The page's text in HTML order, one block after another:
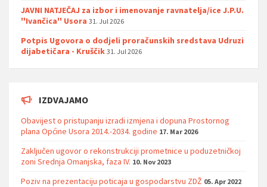
JAVNI NATJEČAJ za izbor i imenovanje ravnatelja/ice J.P.U.
''Ivančica'' Usora 31. Jul 2026
Potpis Ugovora o dodjeli proračunskih sredstava Udruzi
dijabetičara - Kruščik 31. Jul 2026
IZDVAJAMO
Obavijest o pristupanju izradi izmjena i dopuna Prostornog
plana Općine Usora 2014.-2034. godine 17. Mar 2026
Zaključen ugovor o rekonstrukciji prometnice u poduzetničkoj
zoni Srednja Omanjska, faza IV. 10. Nov 2023
Poziv na prezentaciju poticaja u gospodarstvu ZDŽ 05. Apr 2022